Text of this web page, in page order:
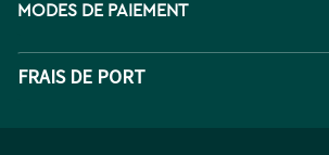
MODES DE PAIEMENT
FRAIS DE PORT